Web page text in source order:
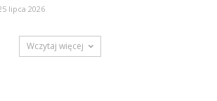
lipca 2026
Wczytaj więcej